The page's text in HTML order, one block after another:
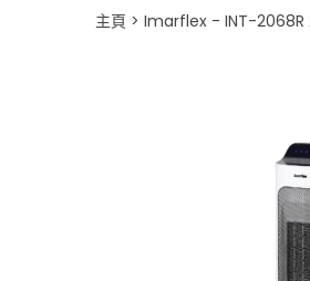
主頁 Imarflex - INT-2068R